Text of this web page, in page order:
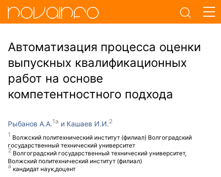
Автоматизация процесса оценки
выпускных квалификационных
работ на основе
компетентностного подхода
Рыбанов А.А.
Волжский политехнический институт (филиал) Волгоградский
государственный технический университет
кандидат наук,доцент
Кашаев И.И.
Волгоградский государственный технический университет,
Волжский политехнический институт (филиал)